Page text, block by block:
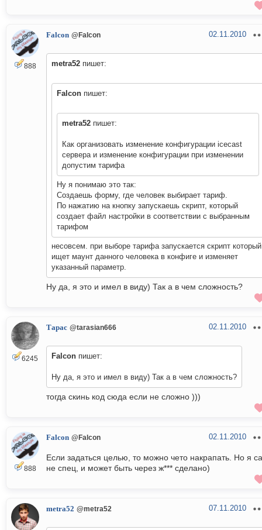
888
Falcon @Falcon 02.11.2010
metra52 пишет:
Falcon пишет:
metra52 пишет:
Как организовать изменение конфигурации icecast
сервера и изменение конфигурации при изменении
допустим тарифа
Ну я понимаю это так:
Создаешь форму, где человек выбирает тариф.
По нажатию на кнопку запускаешь скрипт, который
создает файл настройки в соответствии с выбранным
тарифом
несовсем. при выборе тарифа запускается скрипт который
ищет маунт данного человека в конфиге и изменяет
указанный параметр.
Ну да, я это и имел в виду) Так а в чем сложность?
6245
Тарас @tarasian666 02.11.2010
Falcon пишет:
Ну да, я это и имел в виду) Так а в чем сложность?
тогда скинь код сюда если не сложно )))
888
Falcon @Falcon 02.11.2010
Если задаться целью, то можно чето накрапать. Но я
не спец, и может быть через ж*** сделано)
metra52 @metra52 07.11.2010